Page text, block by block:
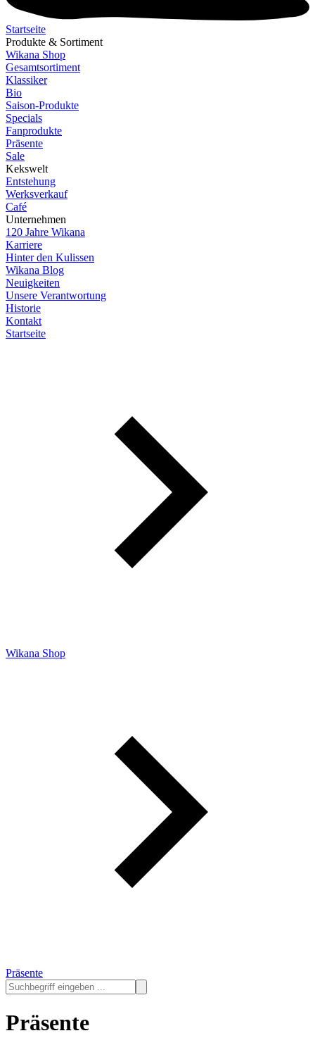
Startseite
Produkte & Sortiment
Wikana Shop
Gesamtsortiment
Klassiker
Bio
Saison-Produkte
Specials
Fanprodukte
Präsente
Sale
Kekswelt
Entstehung
Werksverkauf
Café
Unternehmen
120 Jahre Wikana
Karriere
Hinter den Kulissen
Wikana Blog
Neuigkeiten
Unsere Verantwortung
Historie
Kontakt
Startseite
Wikana Shop
Präsente
Präsente